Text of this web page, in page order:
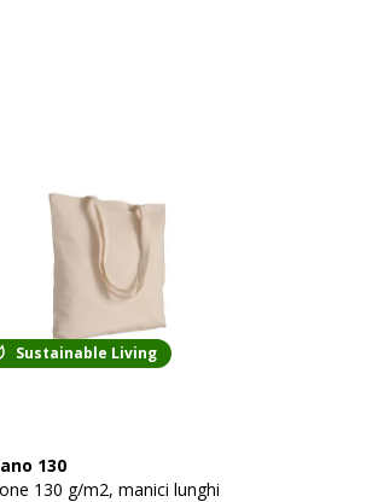
Sustainable Living
130
130 g/m2, manici lunghi